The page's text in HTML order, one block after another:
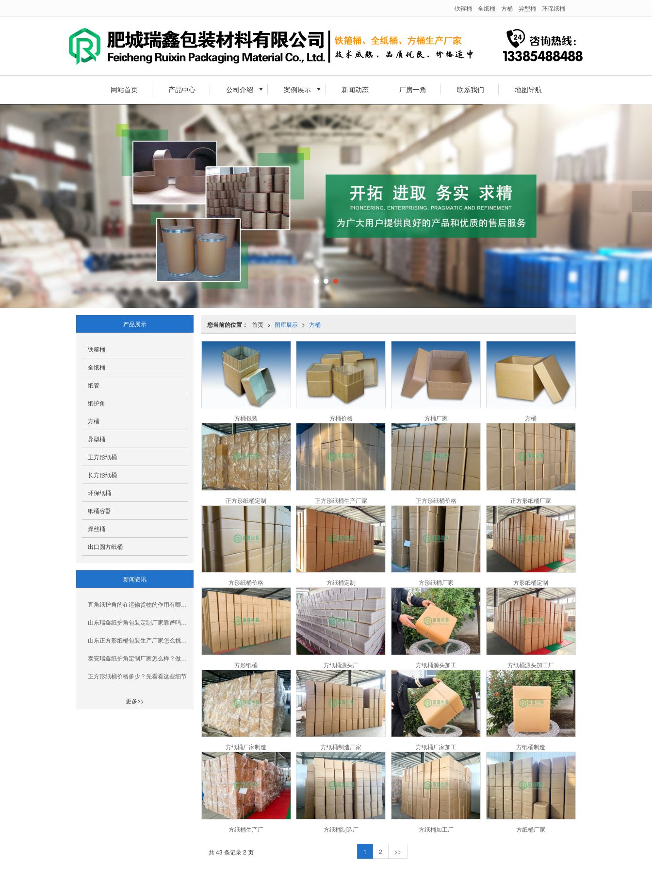
铁箍桶 全纸桶 方桶 异型桶 环保纸桶
网站首页 产品中心 公司介绍 案例展示 新闻动态 厂房一角 联系我们 地图导航
您当前的位置： 首页 > 图库展示 > 方桶
方桶包装 方桶价格 方桶厂家 方桶
正方形纸桶定制 正方形纸桶生产厂家 正方形纸桶价格 正方形纸桶厂家
方形纸桶价格 方纸桶定制 方形纸桶厂家 方形纸桶定制
方形纸桶 方纸桶源头厂 方纸桶源头加工 方纸桶源头加工厂
方纸桶厂家制造 方纸桶制造厂家 方纸桶厂家加工 方纸桶制造
方纸桶生产厂 方纸桶制造厂 方纸桶加工厂 方纸桶厂家
共 43 条记录 2 页 1 2 >>
产品展示
铁箍桶
全纸桶
纸管
纸护角
方桶
异型桶
正方形纸桶
长方形纸桶
环保纸桶
纸桶容器
焊丝桶
出口圆方纸桶
新闻资讯
直角纸护角的在运输货物的作用有哪些？山东瑞鑫包装厂家揭秘
山东瑞鑫纸护角包装定制厂家靠谱吗？很多客户更在意这些问题
山东正方形纸桶包装生产厂家怎么挑？这几点说到点子上
泰安瑞鑫纸护角定制厂家怎么样？做包装的人都在悄悄对比
正方形纸桶价格多少？先看看这些细节
更多>>